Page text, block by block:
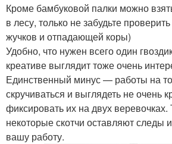
Кроме бамбуковой палки можно
в лесу, только не забудьте
жучков и отпадающей коры)
Удобно, что нужен всего один
креативе выглядит тоже очень
Единственный минус — работы на
скручиваться и выглядеть не очень
фиксировать их на двух веревочках.
некоторые скотчи оставляют следы
вашу работу.